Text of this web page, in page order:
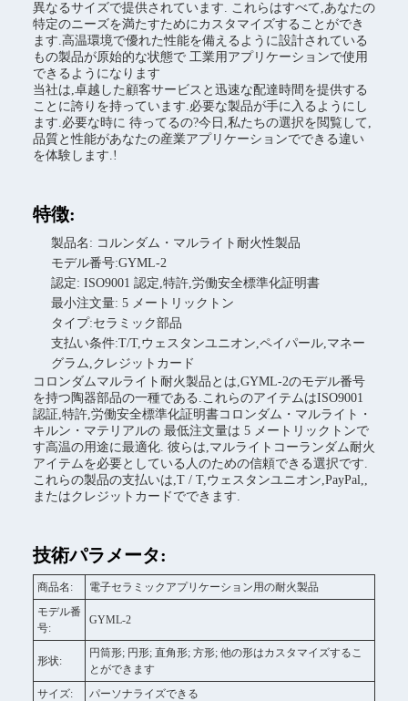
異なるサイズで提供されています. これらはすべて,あなたの
特定のニーズを満たすためにカスタマイズすることができ
ます.高温環境で優れた性能を備えるように設計されている
もの製品が原始的な状態で 工業用アプリケーションで使用
できるようになります
当社は,卓越した顧客サービスと迅速な配達時間を提供する
ことに誇りを持っています.必要な製品が手に入るようにし
ます.必要な時に 待ってるの?今日,私たちの選択を閲覧して,
品質と性能があなたの産業アプリケーションでできる違い
を体験します.!
特徴:
製品名: コルンダム・マルライト耐火性製品
モデル番号:GYML-2
認定: ISO9001 認定,特許,労働安全標準化証明書
最小注文量: 5 メートリックトン
タイプ:セラミック部品
支払い条件:T/T,ウェスタンユニオン,ペイパール,マネー
グラム,クレジットカード
コロンダムマルライト耐火製品とは,GYML-2のモデル番号
を持つ陶器部品の一種である.これらのアイテムはISO9001
認証,特許,労働安全標準化証明書コロンダム・マルライト・
キルン・マテリアルの 最低注文量は 5 メートリックトンで
す高温の用途に最適化. 彼らは,マルライトコーランダム耐火
アイテムを必要としている人のための信頼できる選択です.
これらの製品の支払いは,T / T,ウェスタンユニオン,PayPal,,
またはクレジットカードでできます.
技術パラメータ:
商品名:
電子セラミックアプリケーション用の耐火製品
モデル番
号:
GYML-2
形状:
円筒形; 円形; 直角形; 方形; 他の形はカスタマイズするこ
とができます
サイズ:
パーソナライズできる